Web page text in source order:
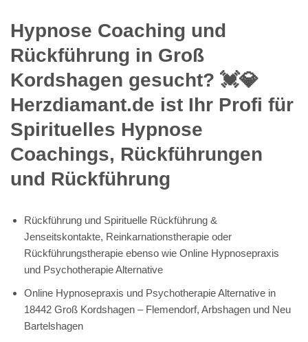
Hypnose Coaching und
Rückführung in Groß
Kordshagen gesucht? 💓️💎
Herzdiamant.de ist Ihr Profi für
Spirituelles Hypnose
Coachings, Rückführungen
und Rückführung
Rückführung und Spirituelle Rückführung &
Jenseitskontakte, Reinkarnationstherapie oder
Rückführungstherapie ebenso wie Online Hypnosepraxis
und Psychotherapie Alternative
Online Hypnosepraxis und Psychotherapie Alternative in
18442 Groß Kordshagen – Flemendorf, Arbshagen und Neu
Bartelshagen